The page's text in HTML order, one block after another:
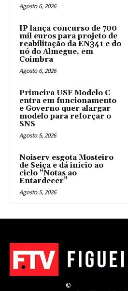
Agosto 6, 2026
IP lança concurso de 700
mil euros para projeto de
reabilitação da EN341 e do
nó do Almegue, em
Coimbra
Agosto 6, 2026
Primeira USF Modelo C
entra em funcionamento
e Governo quer alargar
modelo para reforçar o
SNS
Agosto 5, 2026
Noiserv esgota Mosteiro
de Seiça e dá início ao
ciclo “Notas ao
Entardecer”
Agosto 5, 2026
©